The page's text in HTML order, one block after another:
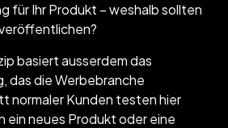
für Ihr Produkt – weshalb sollten
basiert ausserdem das
das die Werbebranche
normaler Kunden testen hier
ein neues Produkt oder eine